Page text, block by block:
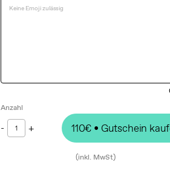
Anzahl
- 1 + 110€ • Gutschein
(inkl. MwSt)